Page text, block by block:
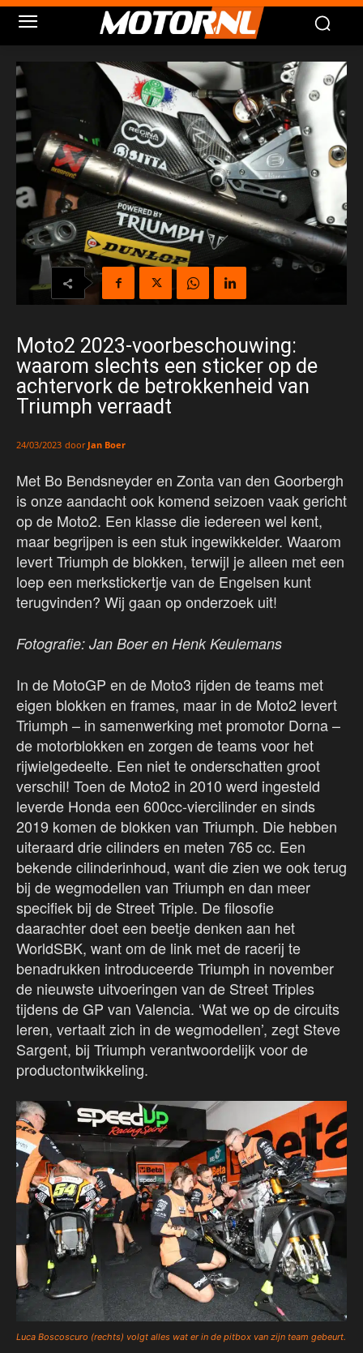
Moto2 2023-voorbeschouwing:
waarom slechts een sticker op de
achtervork de betrokkenheid van
Triumph verraadt
24/03/2023 door Jan Boer
Met Bo Bendsneyder en Zonta van den Goorbergh
is onze aandacht ook komend seizoen vaak gericht
op de Moto2. Een klasse die iedereen wel kent,
maar begrijpen is een stuk ingewikkelder. Waarom
levert Triumph de blokken, terwijl je alleen met een
loep een merkstickertje van de Engelsen kunt
terugvinden? Wij gaan op onderzoek uit!
Fotografie: Jan Boer en Henk Keulemans
In de MotoGP en de Moto3 rijden de teams met
eigen blokken en frames, maar in de Moto2 levert
Triumph – in samenwerking met promotor Dorna –
de motorblokken en zorgen de teams voor het
rijwielgedeelte. Een niet te onderschatten groot
verschil! Toen de Moto2 in 2010 werd ingesteld
leverde Honda een 600cc-viercilinder en sinds
2019 komen de blokken van Triumph. Die hebben
uiteraard drie cilinders en meten 765 cc. Een
bekende cilinderinhoud, want die zien we ook terug
bij de wegmodellen van Triumph en dan meer
specifiek bij de Street Triple. De filosofie
daarachter doet een beetje denken aan het
WorldSBK, want om de link met de racerij te
benadrukken introduceerde Triumph in november
de nieuwste uitvoeringen van de Street Triples
tijdens de GP van Valencia. ‘Wat we op de circuits
leren, vertaalt zich in de wegmodellen’, zegt Steve
Sargent, bij Triumph verantwoordelijk voor de
productontwikkeling.
Luca Boscoscuro (rechts) volgt alles wat er in de pitbox van zijn team gebeurt.